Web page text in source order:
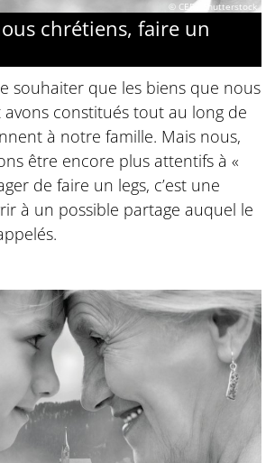
© CEF / Shutterstock
chrétiens, faire un
souhaiter que les biens que nous
avons constitués tout au long de
à notre famille. Mais nous,
être encore plus attentifs à «
de faire un legs, c’est une
à un possible partage auquel le